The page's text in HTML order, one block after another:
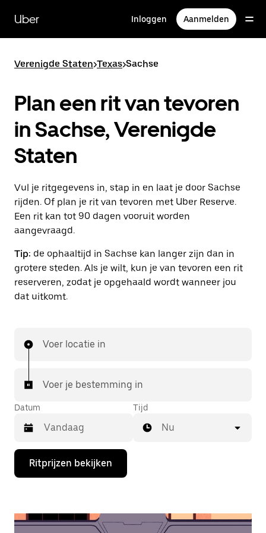
naar
hoofdinhoud
Uber Inloggen Aanmelden
Verenigde Staten>Texas>Sachse
Plan een rit van tevoren
in Sachse, Verenigde
Staten
Vul je ritgegevens in, stap in en laat je door Sachse
rijden. Of plan je rit van tevoren met Uber Reserve.
Een rit kan tot 90 dagen vooruit worden
aangevraagd.
Tip: de ophaaltijd in Sachse kan langer zijn dan in
grotere steden. Als je wilt, kun je van tevoren een rit
reserveren, zodat je opgehaald wordt wanneer jou
dat uitkomt.
Voer locatie in
Voer je bestemming in
Datum
Druk
de
de
Tijd
Nu
Ritprijzen bekijken